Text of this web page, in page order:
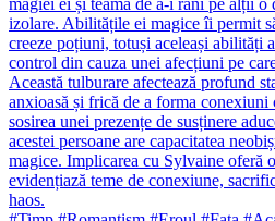
magiei ei și teama de a-i răni pe alții o
izolare. Abilitățile ei magice îi permit
creeze poțiuni, totuși aceleași abilități
control din cauza unei afecțiuni pe
Această tulburare afectează profund
anxioasă și frică de a forma conexiuni
sosirea unei prezențe de susținere
acestei persoane are capacitatea
magice. Implicarea cu Sylvaine oferă
evidențiază teme de conexiune,
haos.